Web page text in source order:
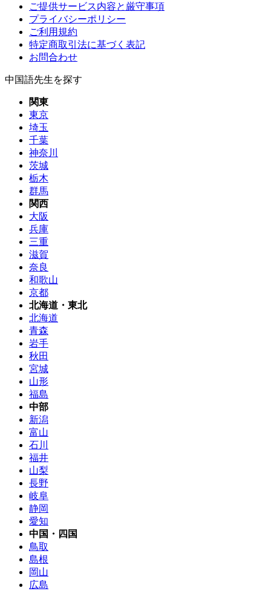
ご提供サービス内容と厳守事項
プライバシーポリシー
ご利用規約
特定商取引法に基づく表記
お問合わせ
中国語先生を探す
関東
東京
埼玉
千葉
神奈川
茨城
栃木
群馬
関西
大阪
兵庫
三重
滋賀
奈良
和歌山
京都
北海道・東北
北海道
青森
岩手
秋田
宮城
山形
福島
中部
新潟
富山
石川
福井
山梨
長野
岐阜
静岡
愛知
中国・四国
鳥取
島根
岡山
広島